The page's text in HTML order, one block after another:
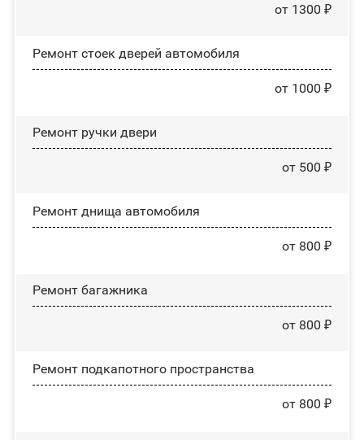
от 1300 ₽
Ремонт стоек дверей автомобиля
от 1000 ₽
Ремонт ручки двери
от 500 ₽
Ремонт днища автомобиля
от 800 ₽
Ремонт багажника
от 800 ₽
Ремонт подкапотного пространства
от 800 ₽